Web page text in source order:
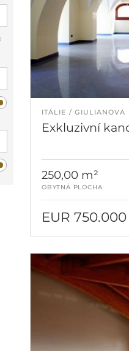
ITÁLIE GIULIANOVA
Exkluzivní
250,00 m²
OBYTNÁ PLOCHA
EUR 750.000